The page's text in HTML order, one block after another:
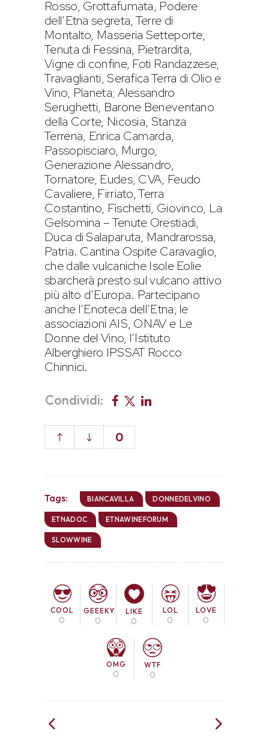
Rosso, Grottafumata, Podere
dell’Etna segreta, Terre di
Montalto, Masseria Setteporte,
Tenuta di Fessina, Pietrardita,
Vigne di confine, Foti Randazzese,
Travaglianti, Serafica Terra di Olio e
Vino, Planeta; Alessandro
Serughetti, Barone Beneventano
della Corte, Nicosia, Stanza
Terrena, Enrica Camarda,
Passopisciaro, Murgo,
Generazione Alessandro,
Tornatore, Eudes, CVA, Feudo
Cavaliere, Firriato, Terra
Costantino, Fischetti, Giovinco, La
Gelsomina – Tenute Orestiadi,
Duca di Salaparuta, Mandrarossa,
Patria. Cantina Ospite Caravaglio,
che dalle vulcaniche Isole Eolie
sbarcherà presto sul vulcano attivo
più alto d’Europa. Partecipano
anche l’Enoteca dell’Etna, le
associazioni AIS, ONAV e Le
Donne del Vino, l’Istituto
Alberghiero IPSSAT Rocco
Chinnici.
Condividi:
0
Tags: BIANCAVILLA DONNEDELVINO
ETNADOC ETNAWINEFORUM
SLOWWINE
COOL
0
GEEEKY
0
LIKE
0
LOL
0
LOVE
0
OMG
0
WTF
0